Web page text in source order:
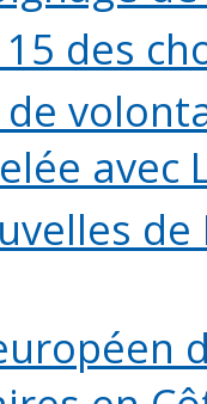
15 des
avec